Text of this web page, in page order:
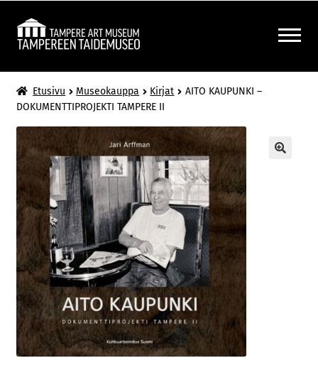
Siirry
Siirry
MUSEOKAUPPA
ALEMMAN
Etusivu Museokauppa Kirjat
AITO KAUPUNKI –
DOKUMENTTIPROJEKTI TAMPERE II